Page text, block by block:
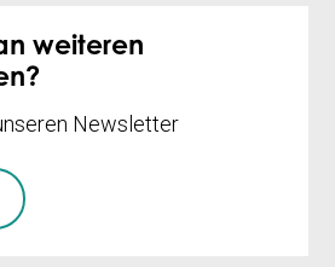
weiteren
Newsletter